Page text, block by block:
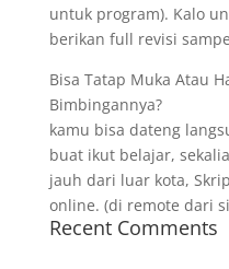
untuk program). Kalo
berikan full revisi
Bisa Tatap Muka Atau
Bimbingannya?
kamu bisa dateng
buat ikut belajar,
jauh dari luar kota,
online. (di remote dari
Recent Comments